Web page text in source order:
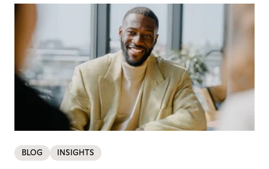
BLOG INSIGHTS